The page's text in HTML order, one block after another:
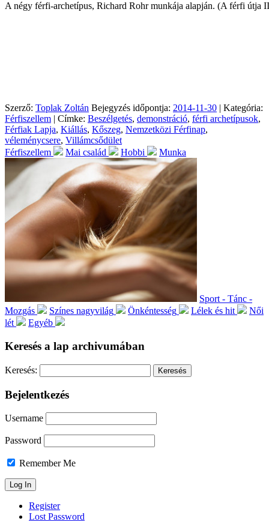
A négy férfi-archetípus, Richard Rohr munkája alapján. (A férfi útja
Szerző: Toplak Zoltán Bejegyzés időpontja: 2014-11-30 | Kategória:
Férfiszellem | Címke: Beszélgetés, demonstráció, férfi archetípusok,
Férfiak Lapja, Kiállás, Kőszeg, Nemzetközi Férfinap,
véleménycsere, Villámcsődület
Férfiszellem
Mai család Hobbi Munka
Sport - Tánc -
Mozgás
Színes nagyvilág Önkéntesség Lélek és hit
Női
lét
Egyéb
Keresés a lap archivumában
Keresés:
Bejelentkezés
Username
Password
Remember Me
Register
Lost Password